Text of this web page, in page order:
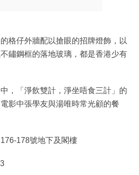
格仔外牆配以搶眼的招牌燈飾，以
鏽鋼框的落地玻璃，都是香港少有
，「淨飲雙計，淨坐唔食三計」的
影中張學友與湯唯時常光顧的餐
178號地下及閣樓